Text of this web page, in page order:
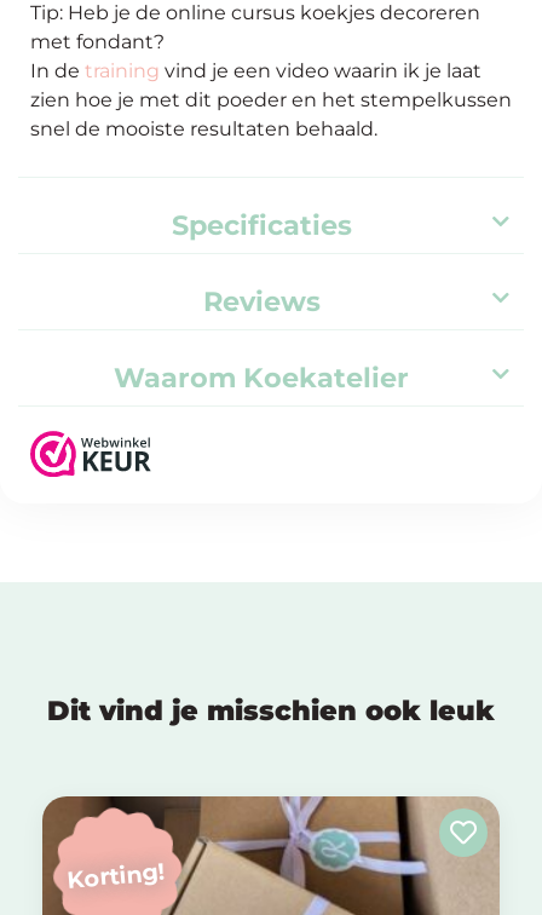
Tip: Heb je de online cursus koekjes decoreren
met fondant?
In de training vind je een video waarin ik je laat
zien hoe je met dit poeder en het stempelkussen
snel de mooiste resultaten behaald.
Specificaties
Reviews
Waarom Koekatelier
Dit vind je misschien ook leuk
Korting!